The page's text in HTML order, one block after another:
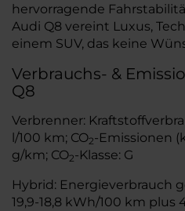
hervorragende
Audi Q8 vereint Luxus,
einem SUV, das keine
Verbrauchs- &
Q8
Verbrenner:
l/100 km; CO2-Emissionen
g/km; CO2-Klasse: G
Hybrid: Energieverbrauch
19,9-18,8 kWh/100 km plus